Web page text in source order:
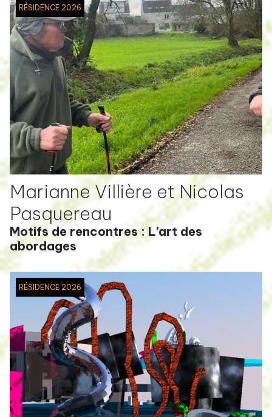
RÉSIDENCE 2026
Marianne Villière et Nicolas
Pasquereau
Motifs de rencontres : L’art des
abordages
RÉSIDENCE 2026